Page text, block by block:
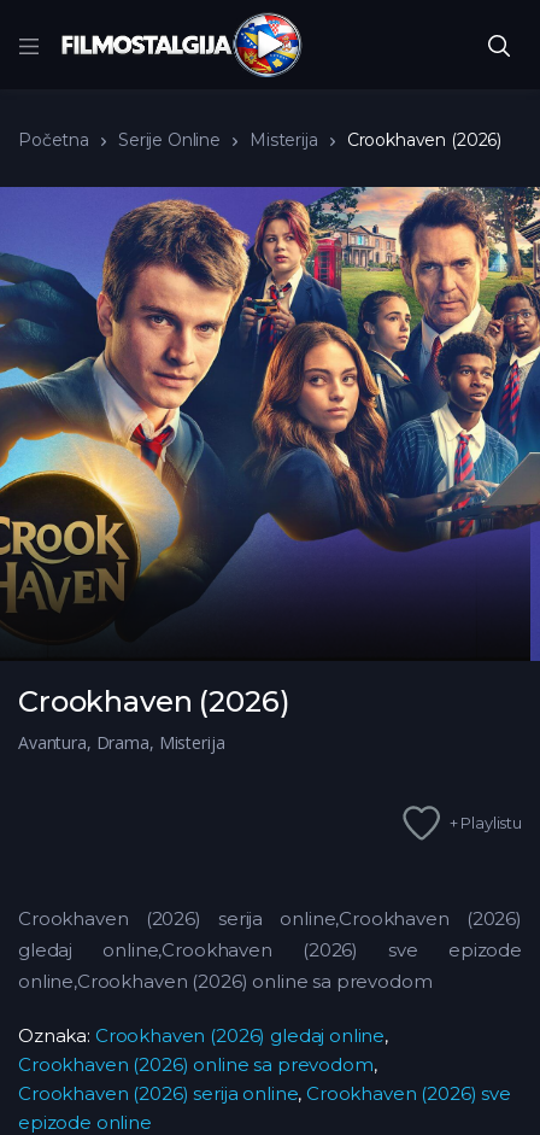
Početna Serije Online Misterija Crookhaven (2026)
Crookhaven (2026)
Avantura, Drama, Misterija
+ Playlistu
Crookhaven (2026) serija online,Crookhaven (2026)
gledaj online,Crookhaven (2026) sve epizode
online,Crookhaven (2026) online sa prevodom
Oznaka: Crookhaven (2026) gledaj online,
Crookhaven (2026) online sa prevodom,
Crookhaven (2026) serija online, Crookhaven (2026) sve
epizode online